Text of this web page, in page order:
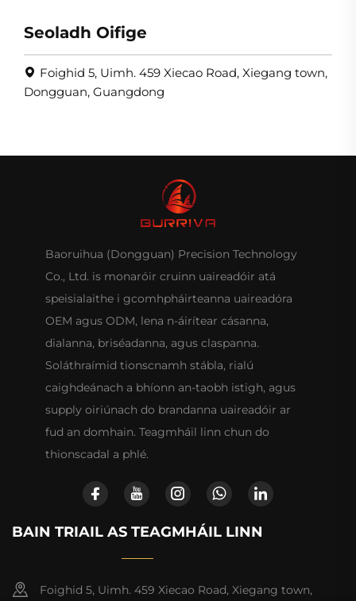
Seoladh Oifige
Foighid 5, Uimh. 459 Xiecao Road, Xiegang town,
Dongguan, Guangdong
Baoruihua (Dongguan) Precision Technology
Co., Ltd. is monaróir cruinn uaireadóir atá
speisialaithe i gcomhpháirteanna uaireadóra
OEM agus ODM, lena n-áirítear cásanna,
dialanna, briséadanna, agus claspanna.
Soláthraímid tionscnamh stábla, rialú
caighdeánach a bhíonn an-taobh istigh, agus
supply oiriúnach do brandanna uaireadóir ar
fud an domhain. Teagmháil linn chun do
thionscadal a phlé.
BAIN TRIAIL AS TEAGMHÁIL LINN
Foighid 5, Uimh. 459 Xiecao Road, Xiegang town,